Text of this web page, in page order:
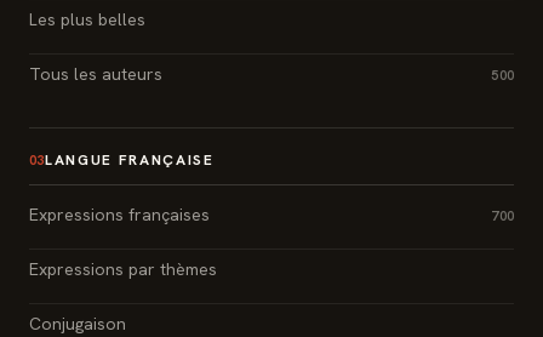
Les plus belles
Tous les auteurs 500
03LANGUE FRANÇAISE
Expressions françaises 700
Expressions par thèmes
Conjugaison